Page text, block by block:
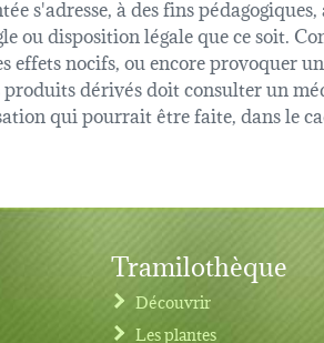
s'adresse, à des fins
ou disposition légale que ce soit.
effets nocifs, ou encore provoquer
dérivés doit consulter un
qui pourrait être faite, dans le
Tramilothèque
Découvrir
Les plantes